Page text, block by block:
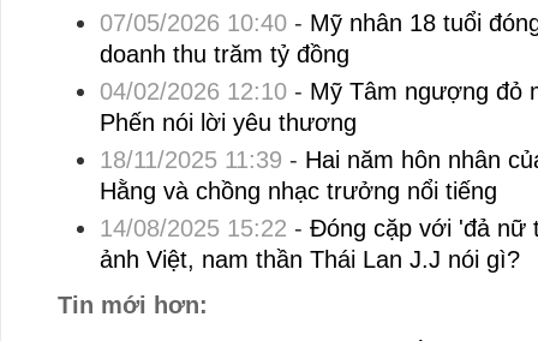
07/05/2026 10:40- Mỹ nhân 18 tuổi
doanh thu trăm tỷ đồng
04/02/2026 12:10- Mỹ Tâm ngượng đỏ
Phến nói lời yêu thương
18/11/2025 11:39 - Hai năm hôn nhân
Hằng và chồng nhạc trưởng nổi tiếng
14/08/2025 15:22 - Đóng cặp với 'đả nữ
ảnh Việt, nam thần Thái Lan J.J nói gì?
Tin mới hơn: